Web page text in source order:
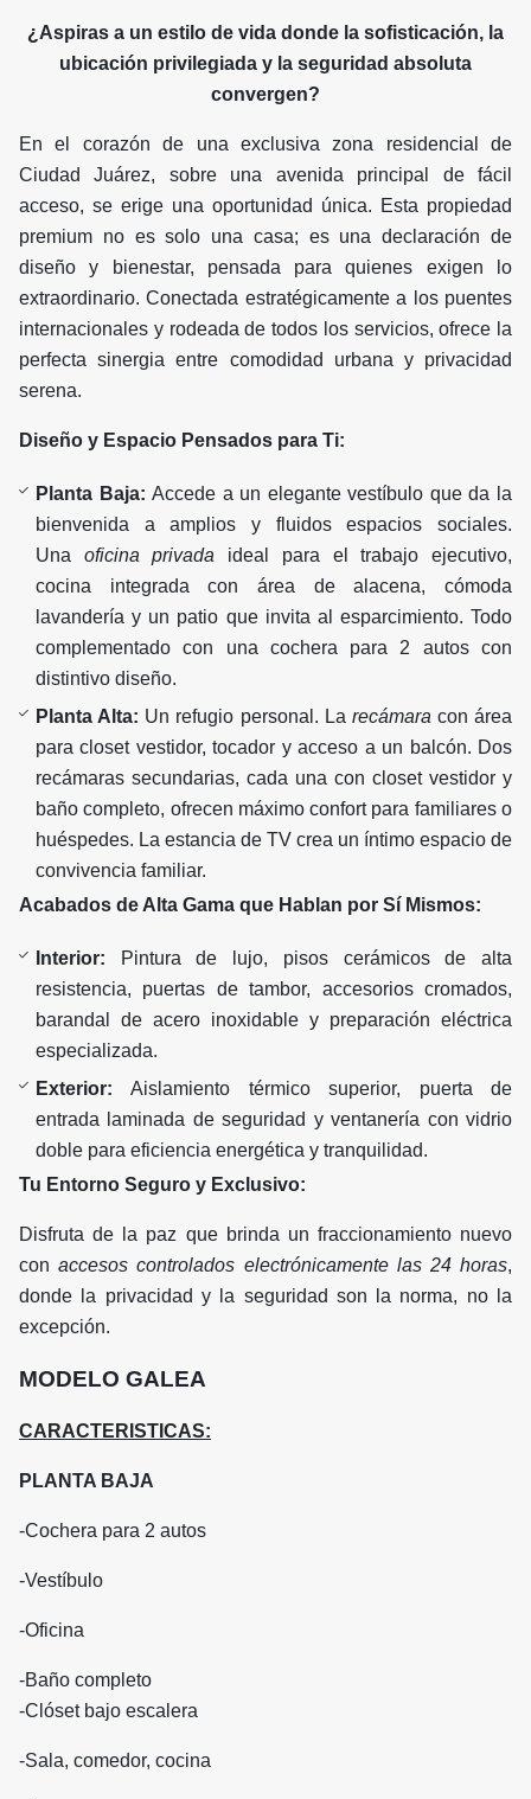
¿Aspiras a un estilo de vida donde la sofisticación, la
ubicación privilegiada y la seguridad absoluta
convergen?
En el corazón de una exclusiva zona residencial de
Ciudad Juárez, sobre una avenida principal de fácil
acceso, se erige una oportunidad única. Esta propiedad
premium no es solo una casa; es una declaración de
diseño y bienestar, pensada para quienes exigen lo
extraordinario. Conectada estratégicamente a los puentes
internacionales y rodeada de todos los servicios, ofrece la
perfecta sinergia entre comodidad urbana y privacidad
serena.
Diseño y Espacio Pensados para Ti:
Planta Baja: Accede a un elegante vestíbulo que da la
bienvenida a amplios y fluidos espacios sociales.
Una oficina privada ideal para el trabajo ejecutivo,
cocina integrada con área de alacena, cómoda
lavandería y un patio que invita al esparcimiento. Todo
complementado con una cochera para 2 autos con
distintivo diseño.
Planta Alta: Un refugio personal. La recámara con área
para closet vestidor, tocador y acceso a un balcón. Dos
recámaras secundarias, cada una con closet vestidor y
baño completo, ofrecen máximo confort para familiares o
huéspedes. La estancia de TV crea un íntimo espacio de
convivencia familiar.
Acabados de Alta Gama que Hablan por Sí Mismos:
Interior: Pintura de lujo, pisos cerámicos de alta
resistencia, puertas de tambor, accesorios cromados,
barandal de acero inoxidable y preparación eléctrica
especializada.
Exterior: Aislamiento térmico superior, puerta de
entrada laminada de seguridad y ventanería con vidrio
doble para eficiencia energética y tranquilidad.
Tu Entorno Seguro y Exclusivo:
Disfruta de la paz que brinda un fraccionamiento nuevo
conaccesos controlados electrónicamente las 24 horas,
donde la privacidad y la seguridad son la norma, no la
excepción.
MODELO GALEA
CARACTERISTICAS:
PLANTA BAJA
-Cochera para 2 autos
-Vestíbulo
-Oficina
-Baño completo
-Clóset bajo escalera
-Sala, comedor, cocina